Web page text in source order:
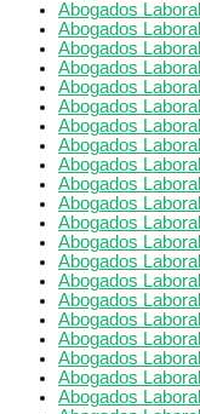
Abogados
Abogados
Abogados
Abogados
Abogados
Abogados
Abogados
Abogados
Abogados
Abogados
Abogados
Abogados
Abogados
Abogados
Abogados
Abogados
Abogados
Abogados
Abogados
Abogados
Abogados